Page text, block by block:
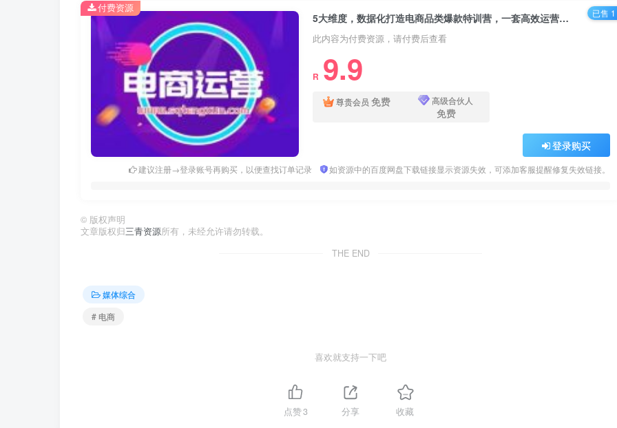
5大维度，数据化打造电商品类爆款特训营，一套高效运营爆款方法论
此内容为付费资源，请付费后查看
R 9.9
尊贵会员 免费 高级合伙人
免费
登录购买
建议注册→登录账号再购买，以便查找订单记录 如资源中的百度网盘下载链接显示资源失效，可添加客服提醒修复失效链接。
付费资源 已售 1
© 版权声明
文章版权归三青资源所有，未经允许请勿转载。
THE END
媒体综合
# 电商
喜欢就支持一下吧
点赞3 分享 收藏